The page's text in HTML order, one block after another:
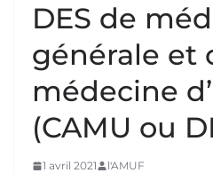
DES de
générale et
médecine
(CAMU ou
1 avril 2021 l'AMUF